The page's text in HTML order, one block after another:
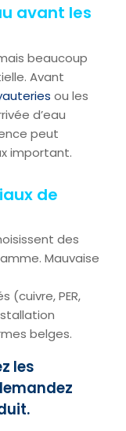
avant les
beaucoup
Avant
ou les
d’eau
peut
important.
de
des
Mauvaise
(cuivre, PER,
belges.
les